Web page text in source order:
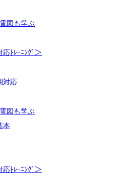
図も学ぶ
ﾄﾚｰﾆﾝｸﾞ＞
対応
図も学ぶ
本
ﾄﾚｰﾆﾝｸﾞ＞